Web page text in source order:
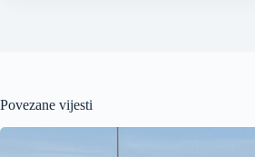
Povezane vijesti